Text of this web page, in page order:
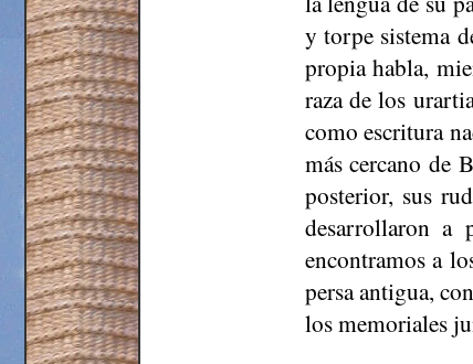
y torpe sistema
propia habla,
raza de los
como escritura
más cercano de
posterior, sus
desarrollaron a
encontramos a
persa antigua,
los memoriales